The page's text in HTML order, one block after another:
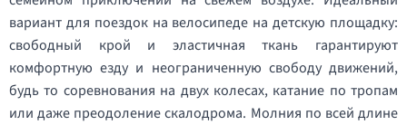
вариант для поездок на велосипеде на детскую площадку:
свободный крой и эластичная ткань гарантируют
комфортную езду и неограниченную свободу движений,
будь то соревнования на двух колесах, катание по тропам
или даже преодоление скалодрома. Молния по всей длине